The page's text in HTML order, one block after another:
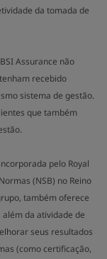
da tomada de
Assurance não
recebido
sistema de gestão.
que também
pelo Royal
(NSB) no Reino
também oferece
da atividade de
seus resultados
(como certificação,